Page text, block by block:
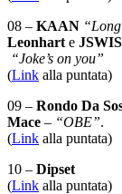
08 – KAAN
Leonhart e
“Joke’s on you”
(Link alla puntata)
09 – Rondo Da
Mace – “OBE”.
(Link alla puntata)
10 – Dipset
(Link alla puntata)